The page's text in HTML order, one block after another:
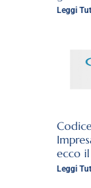
Leggi
ecco
Leggi